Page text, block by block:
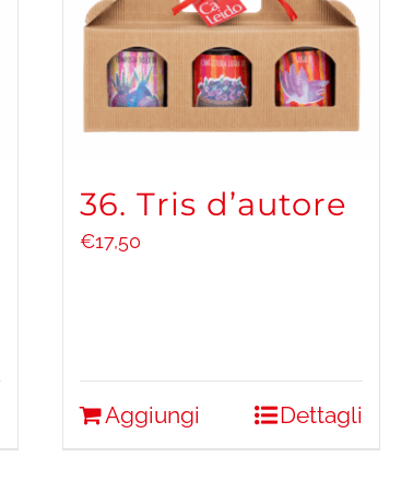
36. Tris d’autore
€17,50
Aggiungi Dettagli